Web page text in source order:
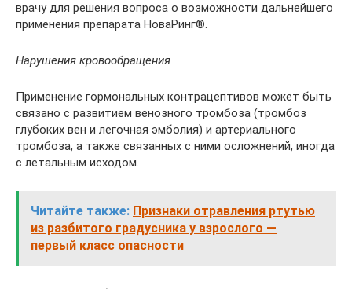
врачу для решения вопроса о возможности дальнейшего
применения препарата НоваРинг®.
Нарушения кровообращения
Применение гормональных контрацептивов может быть
связано с развитием венозного тромбоза (тромбоз
глубоких вен и легочная эмболия) и артериального
тромбоза, а также связанных с ними осложнений, иногда
с летальным исходом.
Читайте также: Признаки отравления ртутью
из разбитого градусника у взрослого —
первый класс опасности